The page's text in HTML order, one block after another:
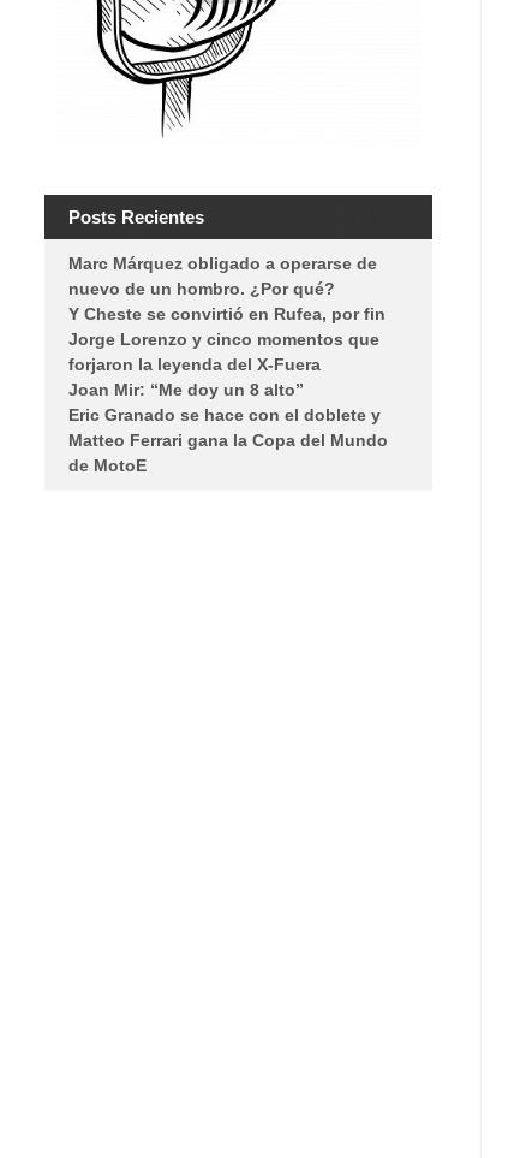
Posts Recientes
Marc Márquez obligado a operarse de
nuevo de un hombro. ¿Por qué?
Y Cheste se convirtió en Rufea, por fin
Jorge Lorenzo y cinco momentos que
forjaron la leyenda del X-Fuera
Joan Mir: “Me doy un 8 alto”
Eric Granado se hace con el doblete y
Matteo Ferrari gana la Copa del Mundo
de MotoE